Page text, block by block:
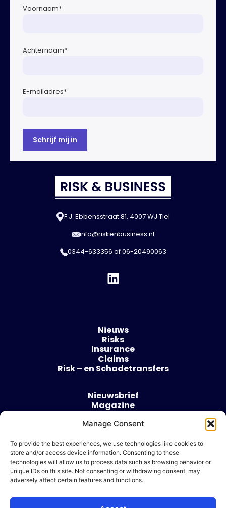
Manage Consent
To provide the best experiences, we use technologies like cookies to
store and/or access device information. Consenting to these
technologies will allow us to process data such as browsing behavior or
unique IDs on this site. Not consenting or withdrawing consent, may
adversely affect certain features and functions.
Voornaam*
Achternaam*
E-mailadres*
F.J. Ebbensstraat 81, 4007 WJ Tiel
info@riskenbusiness.nl
0344-633356 of06-20490063
Nieuws
Risks
Insurance
Claims
Risk – en Schadetransfers
Nieuwsbrief
Magazine
Over
Algemene voorwaarden
Cookie beleid